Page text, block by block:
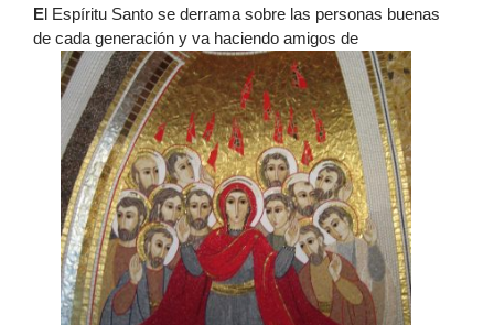
El Espíritu Santo se derrama sobre las personas buenas
de cada generación y va haciendo amigos de